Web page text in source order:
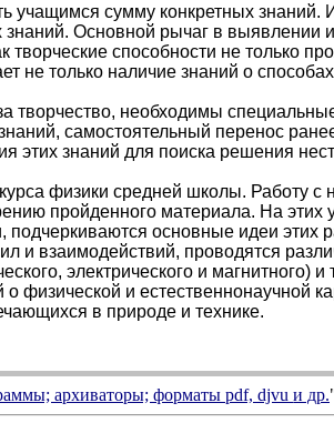
учащимся сумму конкретных знаний.
Основной рычаг в выявлении
творческие способности не только
не только наличие знаний о
творчество, необходимы
самостоятельный перенос
этих знаний для поиска решения
физики средней школы. Работу с
пройденного материала. На этих
основные идеи этих
и взаимодействий, проводятся
электрического и магнитного) и
физической и естественнонаучной
в природе и технике.
архиваторы; форматыpdf, djvuи др.